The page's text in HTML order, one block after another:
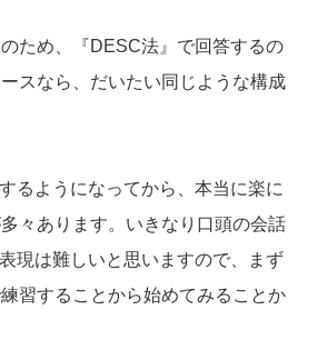
ため、『DESC法』で回答するの
スなら、だいたい同じような構成
るようになってから、本当に楽に
々あります。いきなり口頭の会話
現は難しいと思いますので、まず
習することから始めてみることか